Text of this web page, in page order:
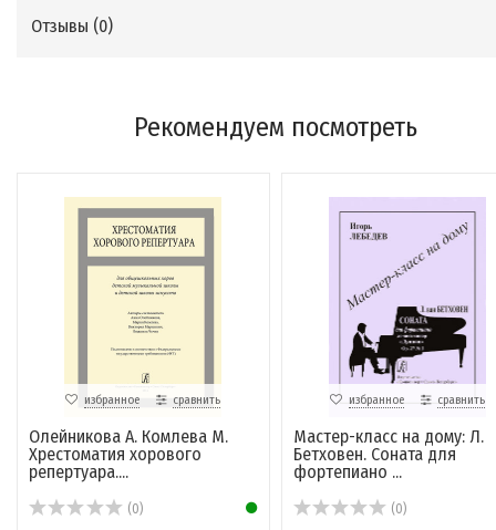
Отзывы (0)
Рекомендуем посмотреть
избранное сравнить
Олейникова А. Комлева М.
Хрестоматия хорового
репертуара....
(0)
избранное сравнить
Мастер-класс на дому: Л.
Бетховен. Соната для
фортепиано ...
(0)